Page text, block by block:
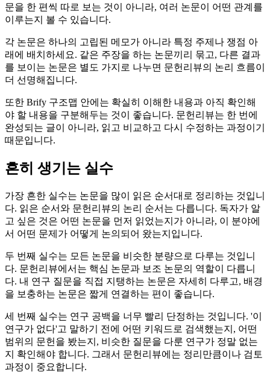
문을 한 편씩 따로 보는 것이 아니라, 여러 논문이 어떤 관계를
이루는지 볼 수 있습니다.
각 논문은 하나의 고립된 메모가 아니라 특정 주제나 쟁점 아
래에 배치하세요. 같은 주장을 하는 논문끼리 묶고, 다른 결과
를 보이는 논문은 별도 가지로 나누면 문헌리뷰의 논리 흐름이
더 선명해집니다.
또한 Brify 구조맵 안에는 확실히 이해한 내용과 아직 확인해
야 할 내용을 구분해두는 것이 좋습니다. 문헌리뷰는 한 번에
완성되는 글이 아니라, 읽고 비교하고 다시 수정하는 과정이기
때문입니다.
흔히 생기는 실수
가장 흔한 실수는 논문을 많이 읽은 순서대로 정리하는 것입니
다. 읽은 순서와 문헌리뷰의 논리 순서는 다릅니다. 독자가 알
고 싶은 것은 어떤 논문을 먼저 읽었는지가 아니라, 이 분야에
서 어떤 문제가 어떻게 논의되어 왔는지입니다.
두 번째 실수는 모든 논문을 비슷한 분량으로 다루는 것입니
다. 문헌리뷰에서는 핵심 논문과 보조 논문의 역할이 다릅니
다. 내 연구 질문을 직접 지탱하는 논문은 자세히 다루고, 배경
을 보충하는 논문은 짧게 연결하는 편이 좋습니다.
세 번째 실수는 연구 공백을 너무 빨리 단정하는 것입니다. '이
연구가 없다'고 말하기 전에 어떤 키워드로 검색했는지, 어떤
범위의 문헌을 봤는지, 비슷한 질문을 다룬 연구가 정말 없는
지 확인해야 합니다. 그래서 문헌리뷰에는 정리만큼이나 검토
과정이 중요합니다.